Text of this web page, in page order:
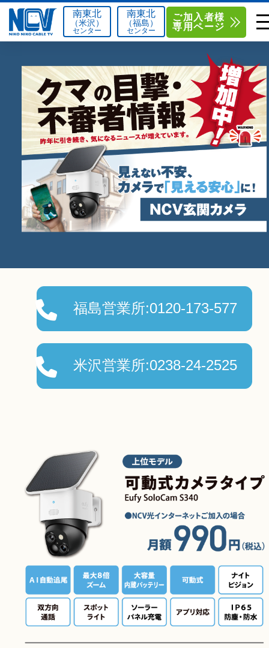
0238-24-2525
南東北センター（福島） 0120-173-577
函館センター 0138-34-2525
新潟センター
単品料金
お得なセットプラン
料金シミュレーション
サポート
Q&A
障害メンテナンス情報
採用情報
お問い合わせ
南東北センター(米沢)
〒992-0044
山形県米沢市春日四丁目2-75
営業時間 9:00～18:00
南東北センター(福島)
〒960-8252
福島県福島市御山字一本松17-1-
営業時間 9:15～18:00
函館センター 新潟センター
南東北
（米沢）
センター
南東北
（福島）
センター
ご加入者様
専用ページ
福島営業所:0120-173-577
米沢営業所:0238-24-2525